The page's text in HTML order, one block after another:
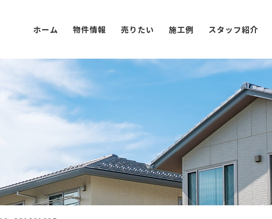
ホーム 物件情報 売りたい 施工例 スタッフ紹介